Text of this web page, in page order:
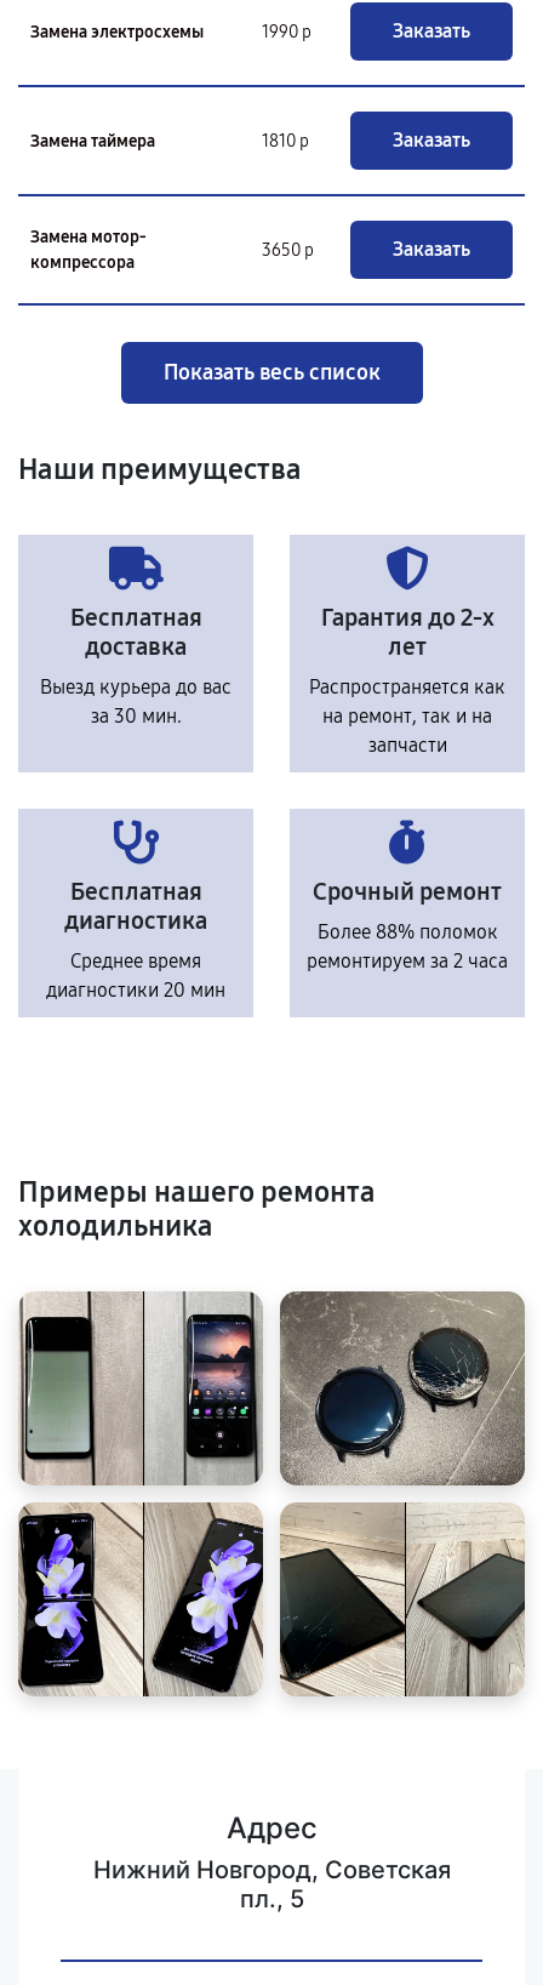
Замена электросхемы 1990 р Заказать
Замена таймера 1810 р Заказать
Замена мотор-
компрессора
3650 р Заказать
Показать весь список
Наши преимущества
Бесплатная
доставка
Выезд курьера до вас
за 30 мин.
Гарантия до 2-х
лет
Распространяется как
на ремонт, так и на
запчасти
Бесплатная
диагностика
Среднее время
диагностики 20 мин
Срочный ремонт
Более 88% поломок
ремонтируем за 2 часа
Примеры нашего ремонта
холодильника
Адрес
Нижний Новгород, Советская
пл., 5